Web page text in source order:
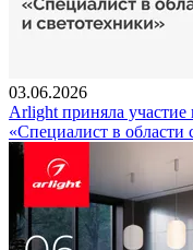
03.06.2026
Arlight приняла участие
«Специалист в области